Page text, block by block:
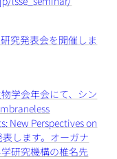
究発表会を開催しま
学会年会にて、シン
New Perspectives on
します。オーガナ
研究機構の椎名先